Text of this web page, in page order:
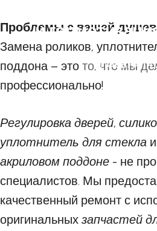
и
09 ФЕВРАЛЯ
Проблемы с вашей
Замена роликов,
поддона – это то, что мы
профессионально!
Регулировка дверей,
уплотнитель для стекла и
акриловом поддоне - не
специалистов. Мы
качественный ремонт с
оригинальных запчастей